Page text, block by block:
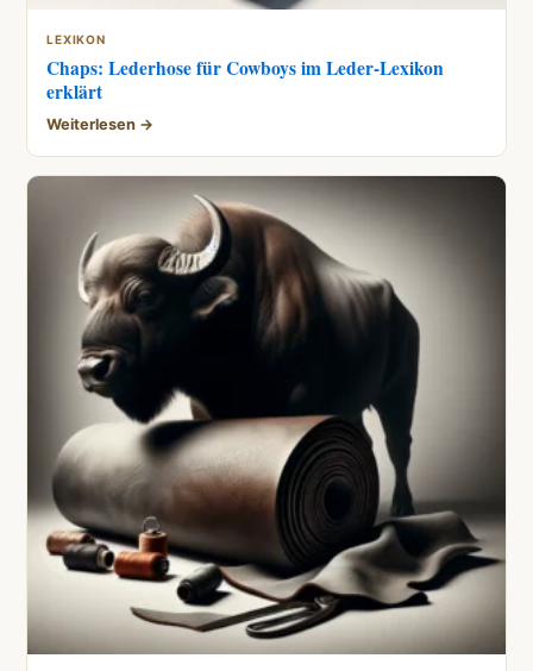
LEXIKON
Chaps: Lederhose für Cowboys im Leder-Lexikon
erklärt
Weiterlesen →